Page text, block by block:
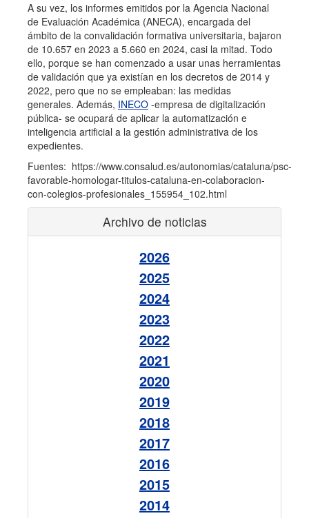
A su vez, los informes emitidos por la Agencia Nacional
de Evaluación Académica (ANECA), encargada del
ámbito de la convalidación formativa universitaria, bajaron
de 10.657 en 2023 a 5.660 en 2024, casi la mitad. Todo
ello, porque se han comenzado a usar unas herramientas
de validación que ya existían en los decretos de 2014 y
2022, pero que no se empleaban: las medidas
generales. Además, INECO -empresa de digitalización
pública- se ocupará de aplicar la automatización e
inteligencia artificial a la gestión administrativa de los
expedientes.
Fuentes: https://www.consalud.es/autonomias/cataluna/psc-
favorable-homologar-titulos-cataluna-en-colaboracion-
con-colegios-profesionales_155954_102.html
Archivo de noticias
2026
2025
2024
2023
2022
2021
2020
2019
2018
2017
2016
2015
2014